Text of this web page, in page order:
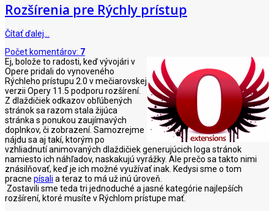
Rozšírenia pre Rýchly prístup
Čítať ďalej…
Počet komentárov: 7
Ej, bolože to radosti, keď vývojári v
Opere pridali do vynoveného
Rýchleho prístupu 2.0 v mečiarovskej
verzii Opery 11.5 podporu rozšírení.
Z dlaždičiek odkazov obľúbených
stránok sa razom stala žijúca
stránka s ponukou zaujímavých
doplnkov, či zobrazení. Samozrejme
nájdu sa aj takí, ktorým po
vzhliadnutí animovaných dlaždičiek generujúcich loga stránok
namiesto ich náhľadov, naskakujú vyrážky. Ale prečo sa takto nimi
znásilňovať, keď je ich možné využívať inak. Kedysi sme o tom
pracne písali a teraz to má už inú úroveň.
Zostavili sme teda tri jednoduché a jasné kategórie najlepších
rozšírení, ktoré musíte v Rýchlom prístupe mať.